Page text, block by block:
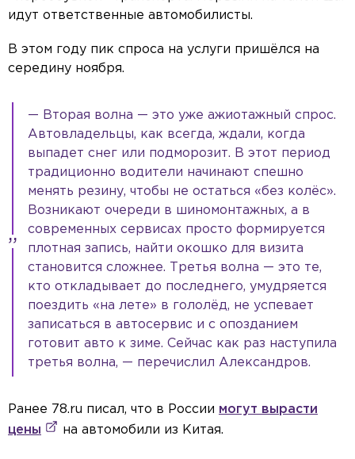
идут ответственные автомобилисты.
В этом году пик спроса на услуги пришёлся на
середину ноября.
— Вторая волна — это уже ажиотажный спрос.
Автовладельцы, как всегда, ждали, когда
выпадет снег или подморозит. В этот период
традиционно водители начинают спешно
менять резину, чтобы не остаться «без колёс».
Возникают очереди в шиномонтажных, а в
современных сервисах просто формируется
плотная запись, найти окошко для визита
становится сложнее. Третья волна — это те,
кто откладывает до последнего, умудряется
поездить «на лете» в гололёд, не успевает
записаться в автосервис и с опозданием
готовит авто к зиме. Сейчас как раз наступила
третья волна, — перечислил Александров.
Ранее 78.ru писал, что в России могут вырасти
цены
на автомобили из Китая.